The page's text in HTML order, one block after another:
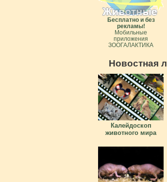
Бесплатно и без
рекламы!
Мобильные
приложения
ЗООГАЛАКТИКА
Новостная
Калейдоскоп
животного мира